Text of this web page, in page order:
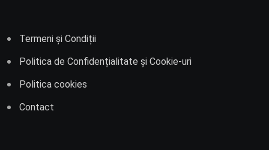
Termeni și Condiții
Politica de Confidențialitate și Cookie-uri
Politica cookies
Contact